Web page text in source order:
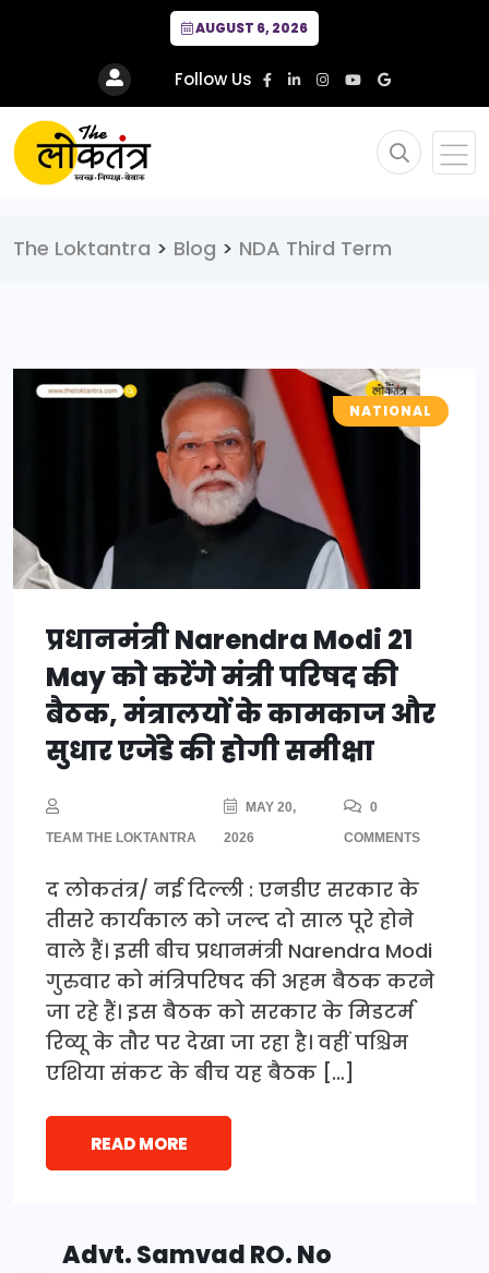
AUGUST 6, 2026
Follow Us
The Loktantra > Blog > NDA Third Term
NATIONAL
प्रधानमंत्री Narendra Modi 21
May को करेंगे मंत्री परिषद की
बैठक, मंत्रालयों के कामकाज और
सुधार एजेंडे की होगी समीक्षा
TEAM THE LOKTANTRA
MAY 20,
2026
0
COMMENTS
द लोकतंत्र/ नई दिल्ली : एनडीए सरकार के
तीसरे कार्यकाल को जल्द दो साल पूरे होने
वाले हैं। इसी बीच प्रधानमंत्री Narendra Modi
गुरुवार को मंत्रिपरिषद की अहम बैठक करने
जा रहे हैं। इस बैठक को सरकार के मिडटर्म
रिव्यू के तौर पर देखा जा रहा है। वहीं पश्चिम
एशिया संकट के बीच यह बैठक […]
READ MORE
Advt. Samvad RO. No